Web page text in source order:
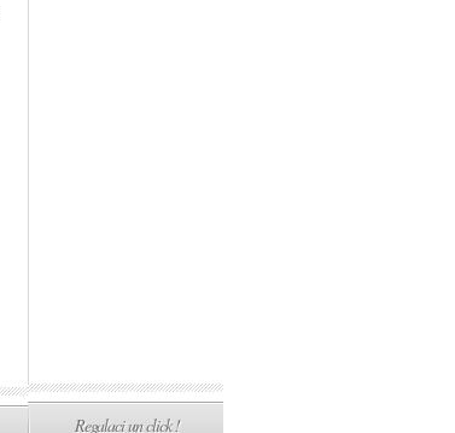
Regalaci un click !